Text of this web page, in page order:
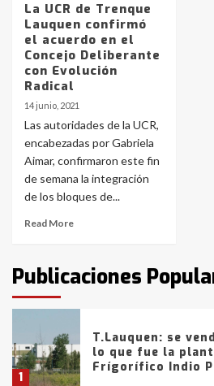
La UCR de Trenque
Lauquen confirmó
el acuerdo en el
Concejo Deliberante
con Evolución
Radical
14 junio, 2021
Las autoridades de la UCR,
encabezadas por Gabriela
Aimar, confirmaron este fin
de semana la integración
de los bloques de...
Read More
Publicaciones
4
5
Los precios de los
6
La Bolsa de
Blanca anticipa
con lluvias y
de la provincia
fueron detenidos
comercialización
tarde del sábado
1
T.Lauquen: se
lo que fue la
Frígorífico Indio